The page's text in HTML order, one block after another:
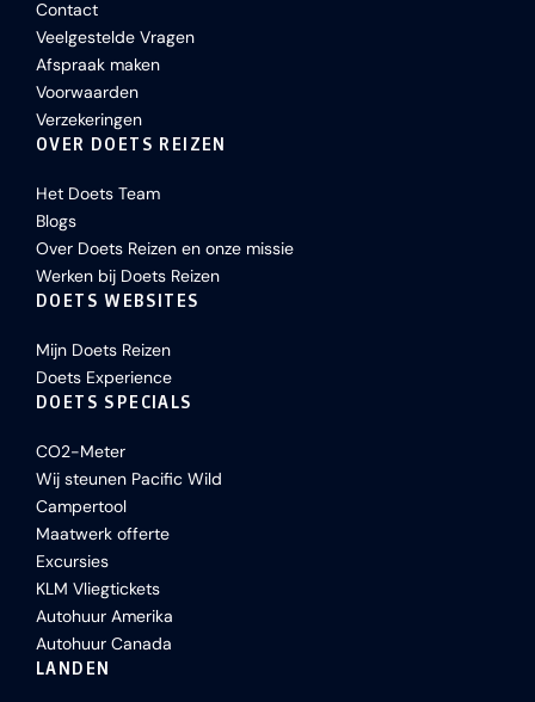
Contact
Veelgestelde Vragen
Afspraak maken
Voorwaarden
Verzekeringen
OVER DOETS REIZEN
Het Doets Team
Blogs
Over Doets Reizen en onze missie
Werken bij Doets Reizen
DOETS WEBSITES
Mijn Doets Reizen
Doets Experience
DOETS SPECIALS
CO2-Meter
Wij steunen Pacific Wild
Campertool
Maatwerk offerte
Excursies
KLM Vliegtickets
Autohuur Amerika
Autohuur Canada
LANDEN